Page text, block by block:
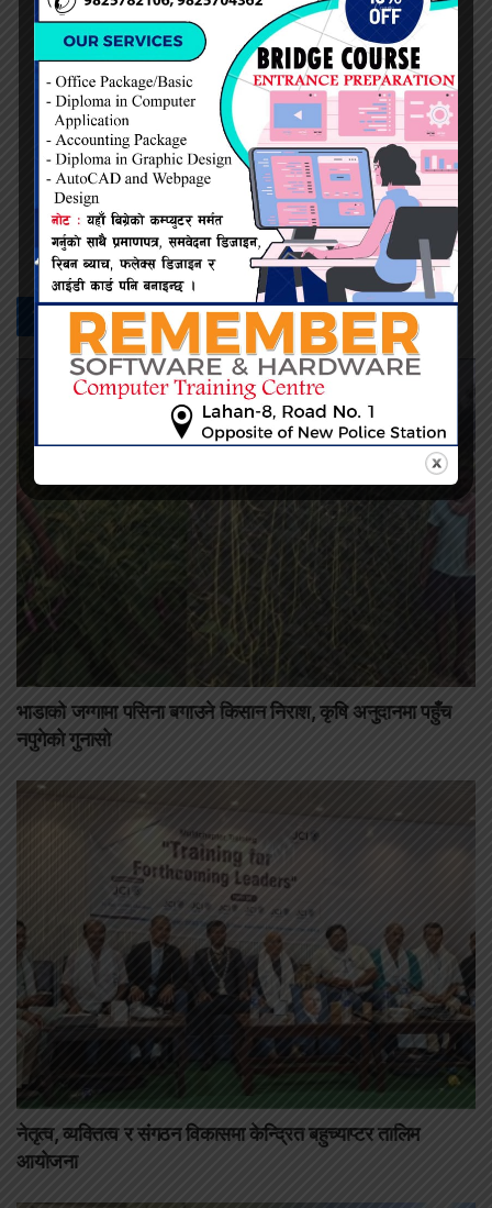
नेत्र दैनिक
सम्बन्धित -समाचार
भाडाको जग्गामा पसिना बगाउने किसान निराश, कृषि अनुदानमा पहुँच
नपुगेको गुनासो
नेतृत्व, व्यक्तित्व र संगठन विकासमा केन्द्रित बहुच्याप्टर तालिम
आयोजना